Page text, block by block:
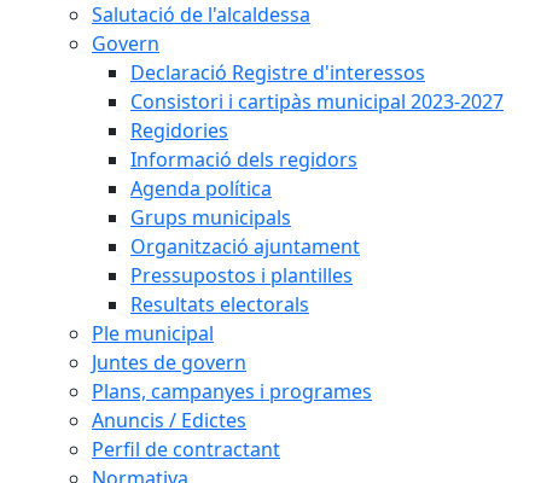
Salutació de l'alcaldessa
Govern
Declaració Registre d'interessos
Consistori i cartipàs municipal 2023-2027
Regidories
Informació dels regidors
Agenda política
Grups municipals
Organització ajuntament
Pressupostos i plantilles
Resultats electorals
Ple municipal
Juntes de govern
Plans, campanyes i programes
Anuncis / Edictes
Perfil de contractant